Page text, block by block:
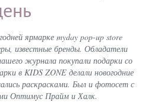
ярмарке myday pop-up store
известные бренды. Обладатели
журнала покупали подарки со
в KIDS ZONE делали новогодние
раскрасками. Был и фотосет с
Оптимус Прайм и Халк.